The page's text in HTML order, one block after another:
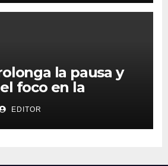
la pausa y
foco en la
EDITOR